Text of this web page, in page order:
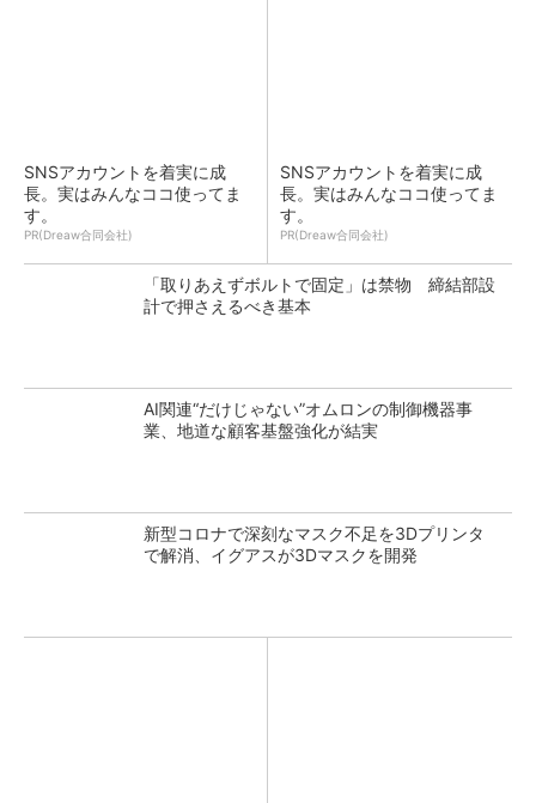
SNSアカウントを着実に成
長。実はみんなココ使ってま
す。
PR(Dreaw合同会社)
SNSアカウントを着実に成
長。実はみんなココ使ってま
す。
PR(Dreaw合同会社)
「取りあえずボルトで固定」は禁物 締結部設
計で押さえるべき基本
AI関連“だけじゃない”オムロンの制御機器事
業、地道な顧客基盤強化が結実
新型コロナで深刻なマスク不足を3Dプリンタ
で解消、イグアスが3Dマスクを開発